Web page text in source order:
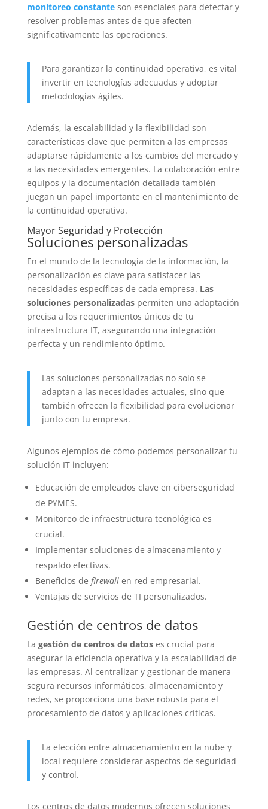
monitoreo constanteson esenciales para detectar y
resolver problemas antes de que afecten
significativamente las operaciones.
Para garantizar la continuidad operativa, es vital
invertir en tecnologías adecuadas y adoptar
metodologías ágiles.
Además, la escalabilidad y la flexibilidad son
características clave que permiten a las empresas
adaptarse rápidamente a los cambios del mercado y
a las necesidades emergentes. La colaboración entre
equipos y la documentación detallada también
juegan un papel importante en el mantenimiento de
la continuidad operativa.
Mayor Seguridad y Protección
Soluciones personalizadas
En el mundo de la tecnología de la información, la
personalización es clave para satisfacer las
necesidades específicas de cada empresa. Las
soluciones personalizadaspermiten una adaptación
precisa a los requerimientos únicos de tu
infraestructura IT, asegurando una integración
perfecta y un rendimiento óptimo.
Las soluciones personalizadas no solo se
adaptan a las necesidades actuales, sino que
también ofrecen la flexibilidad para evolucionar
junto con tu empresa.
Algunos ejemplos de cómo podemos personalizar tu
solución IT incluyen:
Educación de empleados clave en ciberseguridad
de PYMES.
Monitoreo de infraestructura tecnológica es
crucial.
Implementar soluciones de almacenamiento y
respaldo efectivas.
Beneficios de firewallen red empresarial.
Ventajas de servicios de TI personalizados.
Gestión de centros de datos
La gestión de centros de datoses crucial para
asegurar la eficiencia operativa y la escalabilidad de
las empresas. Al centralizar y gestionar de manera
segura recursos informáticos, almacenamiento y
redes, se proporciona una base robusta para el
procesamiento de datos y aplicaciones críticas.
La elección entre almacenamiento en la nube y
local requiere considerar aspectos de seguridad
y control.
Los centros de datos modernos ofrecen soluciones